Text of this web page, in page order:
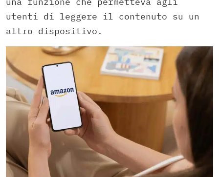
utenti di leggere il contenuto su un
altro dispositivo.